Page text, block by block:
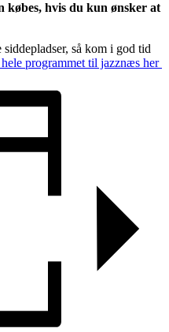
hvis du kun ønsker at
så kom i god tid
hele programmet til jazznæs her